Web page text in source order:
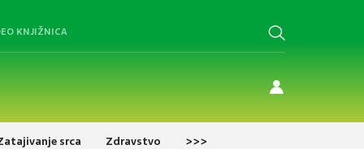
KNJIŽNICA
srca Zdravstvo >>>